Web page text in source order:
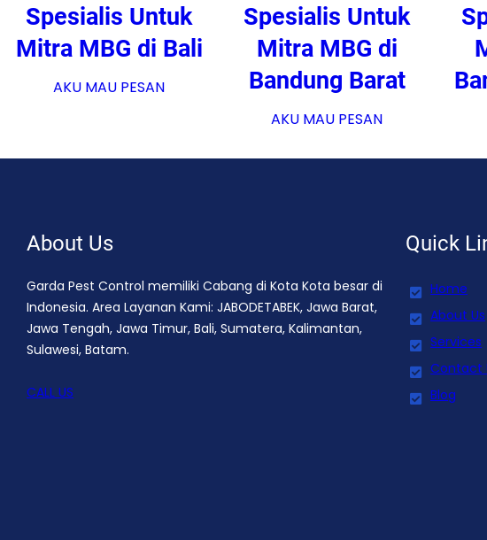
Spesialis Untuk
Mitra MBG di Bali
AKU MAU PESAN
Spesialis Untuk
Mitra MBG di
Bandung Barat
AKU MAU PESAN
About Us
Garda Pest Control memiliki Cabang di Kota Kota besar di
Indonesia. Area Layanan Kami: JABODETABEK, Jawa Barat,
Jawa Tengah, Jawa Timur, Bali, Sumatera, Kalimantan,
Sulawesi, Batam.
CALL US
Quick
Home
About Us
Services
Contact
Blog